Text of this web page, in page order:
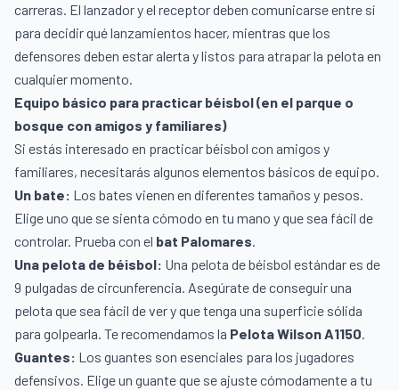
carreras. El lanzador y el receptor deben comunicarse entre sí
para decidir qué lanzamientos hacer, mientras que los
defensores deben estar alerta y listos para atrapar la pelota en
cualquier momento.
Equipo básico para practicar béisbol (en el parque o
bosque con amigos y familiares)
Si estás interesado en practicar béisbol con amigos y
familiares, necesitarás algunos elementos básicos de equipo.
Un bate: Los bates vienen en diferentes tamaños y pesos.
Elige uno que se sienta cómodo en tu mano y que sea fácil de
controlar. Prueba con el bat Palomares.
Una pelota de béisbol: Una pelota de béisbol estándar es de
9 pulgadas de circunferencia. Asegúrate de conseguir una
pelota que sea fácil de ver y que tenga una superficie sólida
para golpearla. Te recomendamos la Pelota Wilson A1150.
Guantes: Los guantes son esenciales para los jugadores
defensivos. Elige un guante que se ajuste cómodamente a tu